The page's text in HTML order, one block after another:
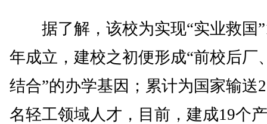
据了解，该校为实现“实业救国
年成立，建校之初便形成“前校后厂
结合”的办学基因；累计为国家输送
名轻工领域人才，目前，建成19个